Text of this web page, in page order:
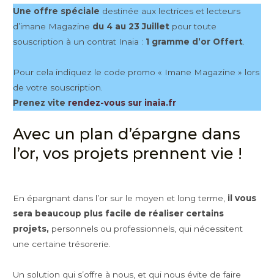
Une offre spéciale destinée aux lectrices et lecteurs
d’imane Magazine du 4 au 23 Juillet pour toute
souscription à un contrat Inaia : 1 gramme d’or Offert
Pour cela indiquez le code promo « Imane Magazine » lors
de votre souscription.
Prenez vite rendez-vous sur inaia.fr
Avec un plan d’épargne dans
l’or, vos projets prennent vie !
En épargnant dans l’or sur le moyen et long terme, il vous
sera beaucoup plus facile de réaliser certains
projets, personnels ou professionnels, qui nécessitent
une certaine trésorerie.
Un solution qui s’offre à nous, et qui nous évite de faire